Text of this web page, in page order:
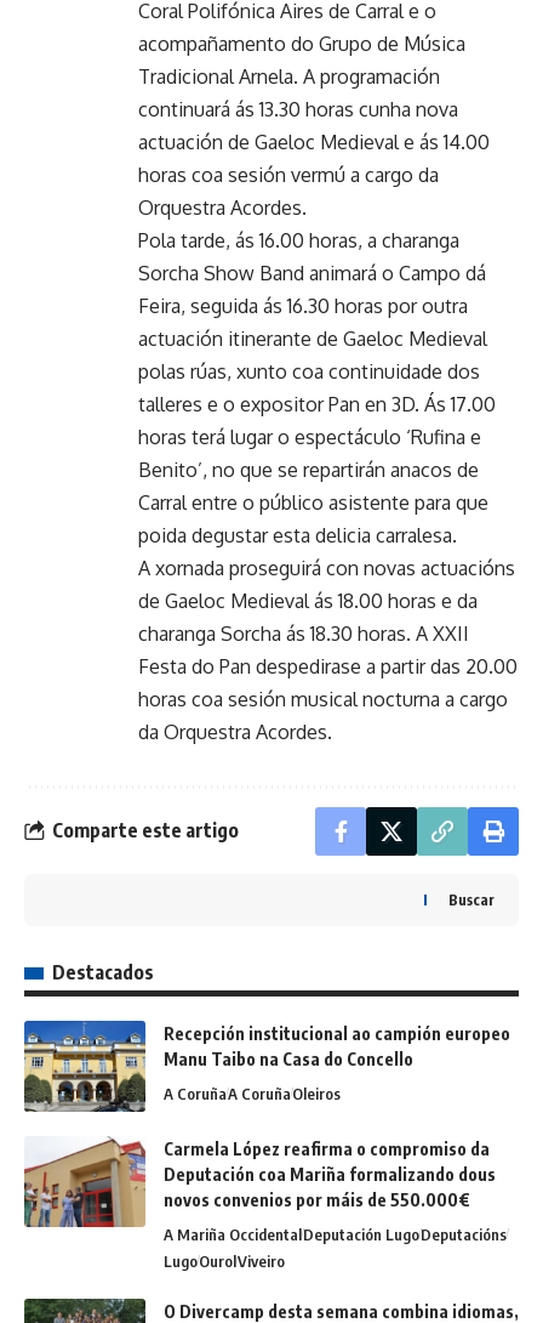
Coral Polifónica Aires de Carral e o
acompañamento do Grupo de Música
Tradicional Arnela. A programación
continuará ás 13.30 horas cunha nova
actuación de Gaeloc Medieval e ás 14.00
horas coa sesión vermú a cargo da
Orquestra Acordes.
Pola tarde, ás 16.00 horas, a charanga
Sorcha Show Band animará o Campo dá
Feira, seguida ás 16.30 horas por outra
actuación itinerante de Gaeloc Medieval
polas rúas, xunto coa continuidade dos
talleres e o expositor Pan en 3D. Ás 17.00
horas terá lugar o espectáculo ‘Rufina e
Benito’, no que se repartirán anacos de
Carral entre o público asistente para que
poida degustar esta delicia carralesa.
A xornada proseguirá con novas actuacións
de Gaeloc Medieval ás 18.00 horas e da
charanga Sorcha ás 18.30 horas. A XXII
Festa do Pan despedirase a partir das 20.00
horas coa sesión musical nocturna a cargo
da Orquestra Acordes.
Comparte este artigo
Buscar
Destacados
Recepción institucional ao campión europeo
Manu Taibo na Casa do Concello
A CoruñaA CoruñaOleiros
Carmela López reafirma o compromiso da
Deputación coa Mariña formalizando dous
novos convenios por máis de 550.000€
A Mariña OccidentalDeputación LugoDeputacións
LugoOurolViveiro
O Divercamp desta semana combina idiomas,